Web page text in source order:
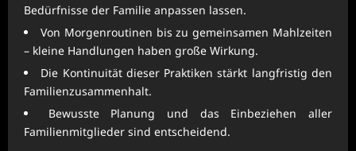
Bedürfnisse der Familie anpassen lassen.
Von Morgenroutinen bis zu gemeinsamen Mahlzeiten
– kleine Handlungen haben große Wirkung.
Die Kontinuität dieser Praktiken stärkt langfristig den
Familienzusammenhalt.
Bewusste Planung und das Einbeziehen aller
Familienmitglieder sind entscheidend.